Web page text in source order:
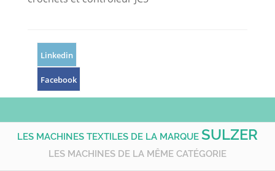
Linkedin
Facebook
LES MACHINES TEXTILES DE LA MARQUE SULZER
LES MACHINES DE LA MÊME CATÉGORIE